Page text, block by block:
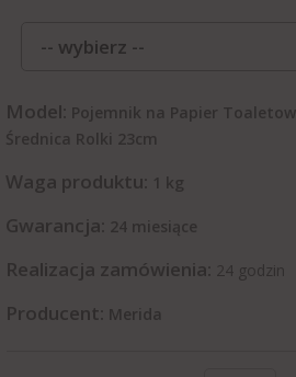
-- wybierz --
Model: Pojemnik na Papier
Średnica Rolki 23cm
Waga produktu: 1 kg
Gwarancja: 24 miesiące
Realizacja zamówienia: 24 godzin
Producent: Merida